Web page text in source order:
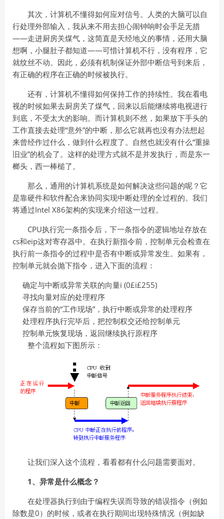
其次，计算机不懂得如何应对信号。人类的大脑可以自
行处理外部输入，我从来不用去担心闹钟响时会手足无措
——走进厨房关煤气，这简直是天经地义的事情，还用大脑
想啊，小腿肚子都知道——可惜计算机不行，没有程序，它
就纹丝不动。因此，必须有机制保证外部中断信号到来后，
有正确的程序在正确的时候被执行。
还有，计算机不懂得如何保持工作的持续性。我在看电
视的时候如果去厨房关了煤气，回来以后能继续将电视进行
到底，不受太大的影响。而计算机则不然，如果放下手头的
工作直接去处理“意外”的中断，那么它就再也没有办法想起
来曾经作过什么，做到什么程度了。自然也就没有什么“重操
旧业”的机会了。这样的处理方式就不是并发执行，而是东一
榔头，西一棒槌了。
那么，通用的计算机系统是如何解决这些问题的呢？它
是靠硬件和软件配合来协同实现中断处理的全过程的。我们
将通过Intel X86架构的实现来介绍这一过程。
CPU执行完一条指令后，下一条指令的逻辑地址存放在
cs和eip这对寄存器中。在执行新指令前，控制单元会检查在
执行前一条指令的过程中是否有中断或异常发生。如果有，
控制单元就会抛下指令，进入下面的流程：
确定与中断或异常关联的向量i (0£i£255)
寻找向量对应的处理程序
保存当前的“工作现场”，执行中断或异常的处理程序
处理程序执行完毕后，把控制权交还给控制单元
控制单元恢复现场，返回继续执行原程序
整个流程如下图所示：
让我们深入这个流程，看看都有什么问题需要面对。
1、异常是什么概念？
在处理器执行到由于编程失误而导致的错误指令（例如
除数是0）的时候，或者在执行期间出现特殊情况（例如缺